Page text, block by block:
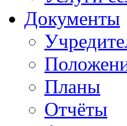
Документы
Планы
Отчёты